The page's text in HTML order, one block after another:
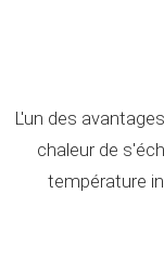
L'un des
chaleur de
température